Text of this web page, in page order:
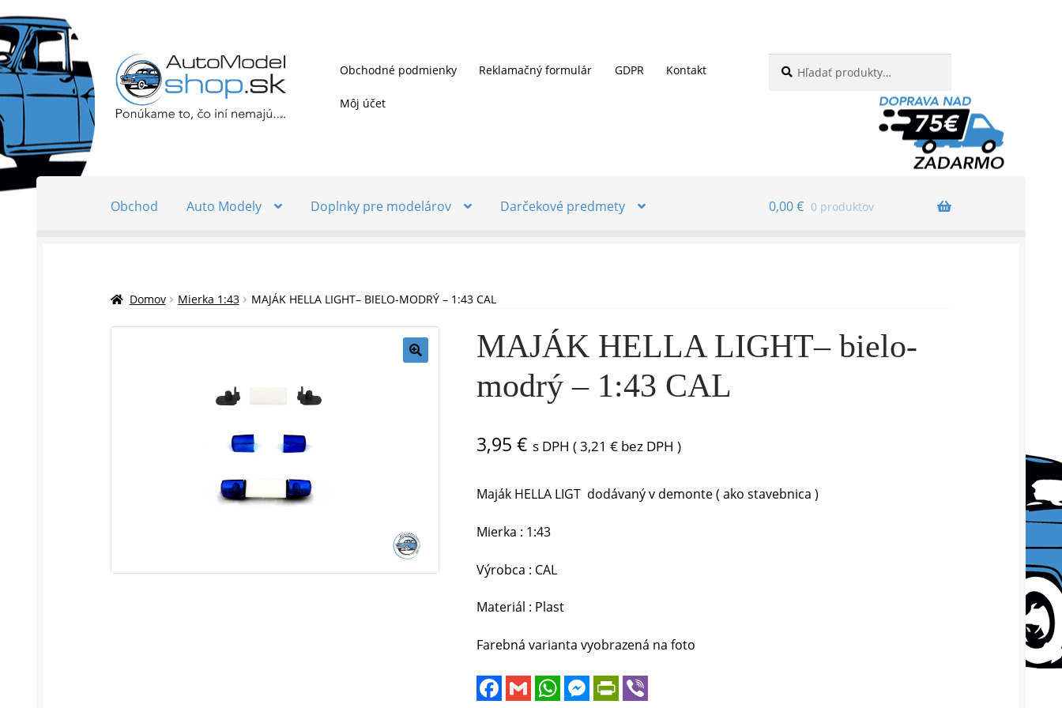
Preskočiť
na
navigáciu
Preskočiť
na
obsah
Obchodné podmienky Reklamačný formulár GDPR Kontakt
Môj účet
Obchod Auto Modely Doplnky pre modelárov Darčekové predmety 0,00€ 0 produktov
Domov Mierka 1:43 MAJÁK HELLA LIGHT– BIELO-MODRÝ – 1:43 CAL
MAJÁK HELLA LIGHT– bielo-
modrý – 1:43 CAL
3,95 € s DPH (3,21 €bez DPH )
Maják HELLA LIGT dodávaný v demonte ( ako stavebnica )
Mierka : 1:43
Výrobca : CAL
Materiál : Plast
Farebná varianta vyobrazená na foto
F G
m
W M P V